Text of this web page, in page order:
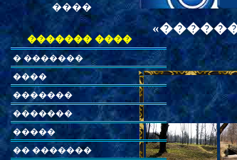
����
������� ����
� �������
����
�������
�������
�����
�� �������